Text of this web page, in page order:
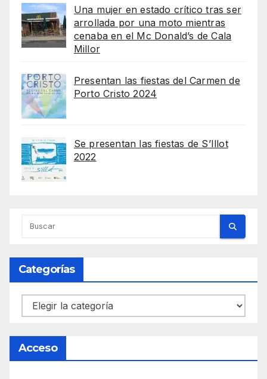
Una mujer en estado crítico tras ser
arrollada por una moto mientras
cenaba en el Mc Donald’s de Cala
Millor
Presentan las fiestas del Carmen de
Porto Cristo 2024
Se presentan las fiestas de S’Illot
2022
Categorías
Categorías
Acceso